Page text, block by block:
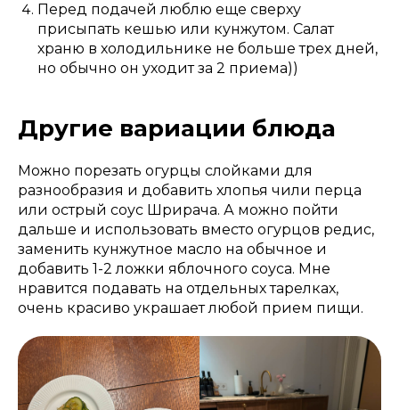
Перед подачей люблю еще сверху
присыпать кешью или кунжутом. Салат
храню в холодильнике не больше трех дней,
но обычно он уходит за 2 приема))
Другие вариации блюда
Можно порезать огурцы слойками для
разнообразия и добавить хлопья чили перца
или острый соус Шрирача. А можно пойти
дальше и использовать вместо огурцов редис,
заменить кунжутное масло на обычное и
добавить 1-2 ложки яблочного соуса. Мне
нравится подавать на отдельных тарелках,
очень красиво украшает любой прием пищи.